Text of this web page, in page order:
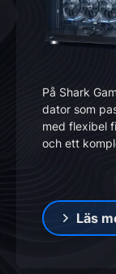
På Shark
dator som
med flexibel
och ett
Läs